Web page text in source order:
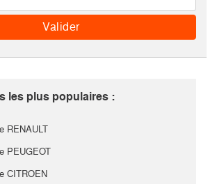
les plus populaires :
RENAULT
PEUGEOT
CITROEN